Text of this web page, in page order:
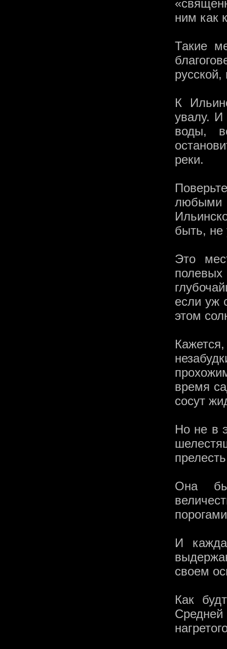
ним как
Такие
русской,
К
увалу. И
воды,
реки.
любыми
быть, не
Это
если уж
этом
время
сосут
Но не в
Она
И
своем
Как